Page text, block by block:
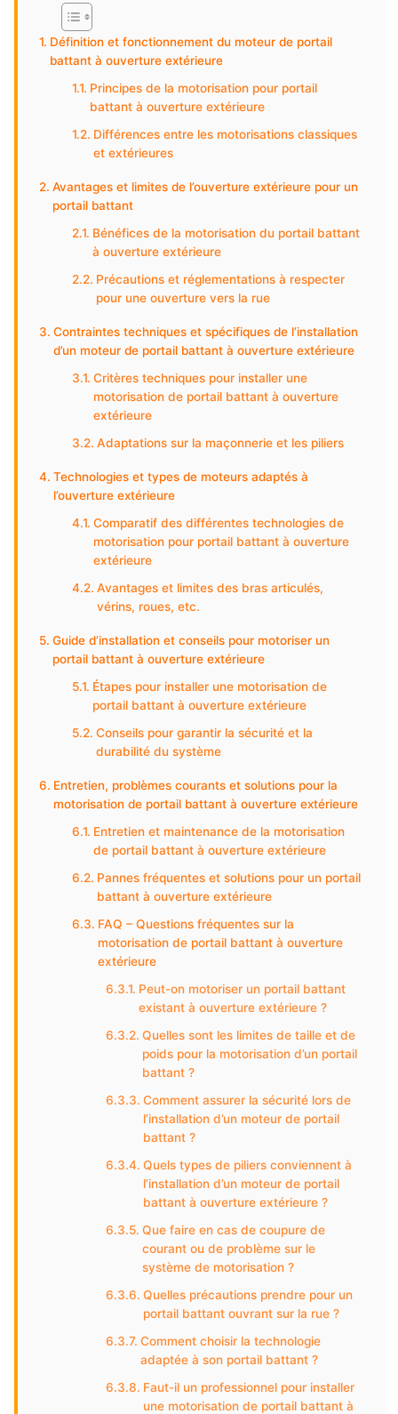
Définition et fonctionnement du moteur de portail
battant à ouverture extérieure
Principes de la motorisation pour portail
battant à ouverture extérieure
Différences entre les motorisations classiques
et extérieures
Avantages et limites de l’ouverture extérieure pour un
portail battant
Bénéfices de la motorisation du portail battant
à ouverture extérieure
Précautions et réglementations à respecter
pour une ouverture vers la rue
Contraintes techniques et spécifiques de l’installation
d’un moteur de portail battant à ouverture extérieure
Critères techniques pour installer une
motorisation de portail battant à ouverture
extérieure
Adaptations sur la maçonnerie et les piliers
Technologies et types de moteurs adaptés à
l’ouverture extérieure
Comparatif des différentes technologies de
motorisation pour portail battant à ouverture
extérieure
Avantages et limites des bras articulés,
vérins, roues, etc.
Guide d’installation et conseils pour motoriser un
portail battant à ouverture extérieure
Étapes pour installer une motorisation de
portail battant à ouverture extérieure
Conseils pour garantir la sécurité et la
durabilité du système
Entretien, problèmes courants et solutions pour la
motorisation de portail battant à ouverture extérieure
Entretien et maintenance de la motorisation
de portail battant à ouverture extérieure
Pannes fréquentes et solutions pour un portail
battant à ouverture extérieure
FAQ – Questions fréquentes sur la
motorisation de portail battant à ouverture
extérieure
Peut-on motoriser un portail battant
existant à ouverture extérieure ?
Quelles sont les limites de taille et de
poids pour la motorisation d’un portail
battant ?
Comment assurer la sécurité lors de
l’installation d’un moteur de portail
battant ?
Quels types de piliers conviennent à
l’installation d’un moteur de portail
battant à ouverture extérieure ?
Que faire en cas de coupure de
courant ou de problème sur le
système de motorisation ?
Quelles précautions prendre pour un
portail battant ouvrant sur la rue ?
Comment choisir la technologie
adaptée à son portail battant ?
Faut-il un professionnel pour installer
une motorisation de portail battant à